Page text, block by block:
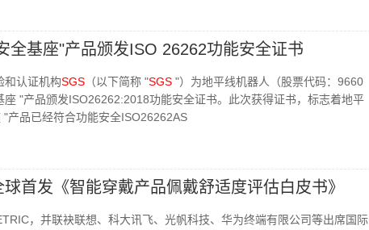
全基座"产品颁发ISO 26262功能安全证书
和认证机构SGS （以下简称 "SGS "）为地平线机器人（股票代码：9660
座 "产品颁发ISO26262:2018功能安全证书。此次获得证书，标志着地平
产品已经符合功能安全ISO26262AS
首发《智能穿戴产品佩戴舒适度评估白皮书》
，并联袂联想、科大讯飞、光帆科技、华为终端有限公司等出席国际